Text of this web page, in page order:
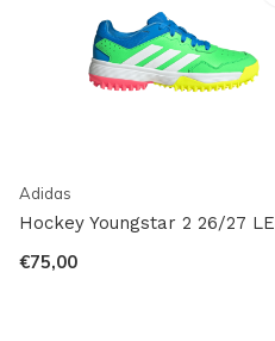
Adidas
Hockey Youngstar 2 26/27 LE
€75,00